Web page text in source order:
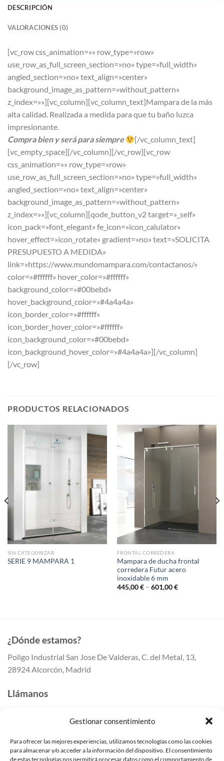
Gestionar consentimiento
Para ofrecer las mejores experiencias, utilizamos tecnologías como las cookies
para almacenar y/o acceder a la información del dispositivo. El consentimiento
de estas tecnologías nos permitirá procesar datos como el comportamiento de
DESCRIPCIÓN
VALORACIONES (0)
[vc_row css_animation=»» row_type=»row»
use_row_as_full_screen_section=»no» type=»full_width»
angled_section=»no» text_align=»center»
background_image_as_pattern=»without_pattern»
z_index=»»][vc_column][vc_column_text]Mampara de la más
alta calidad. Realizada a medida para que tu baño luzca
impresionante.
Compra bien y será para siempre
[/vc_column_text]
[vc_empty_space][/vc_column][/vc_row][vc_row
css_animation=»» row_type=»row»
use_row_as_full_screen_section=»no» type=»full_width»
angled_section=»no» text_align=»center»
background_image_as_pattern=»without_pattern»
z_index=»»][vc_column][qode_button_v2 target=»_self»
icon_pack=»font_elegant» fe_icon=»icon_calulator»
hover_effect=»icon_rotate» gradient=»no» text=»SOLICITA
PRESUPUESTO A MEDIDA»
link=»https://www.mundomampara.com/contactanos/»
color=»#ffffff» hover_color=»#ffffff»
background_color=»#00bebd»
hover_background_color=»#4a4a4a»
icon_border_color=»#ffffff»
icon_border_hover_color=»#ffffff»
icon_background_color=»#00bebd»
icon_background_hover_color=»#4a4a4a»][/vc_column]
[/vc_row]
PRODUCTOS RELACIONADOS
SIN CATEGORIZAR
SERIE 9 MAMPARA 1
FRONTAL CORREDERA
Mampara de ducha frontal
corredera Futur acero
inoxidable 6 mm
445,00€– 601,00€
¿Dónde estamos?
Poligo Industrial San Jose De Valderas, C. del Metal, 13,
28924 Alcorcón, Madrid
Llámanos